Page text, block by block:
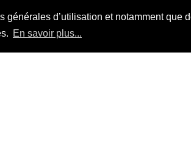
d’utilisation et notamment que
En savoir plus...